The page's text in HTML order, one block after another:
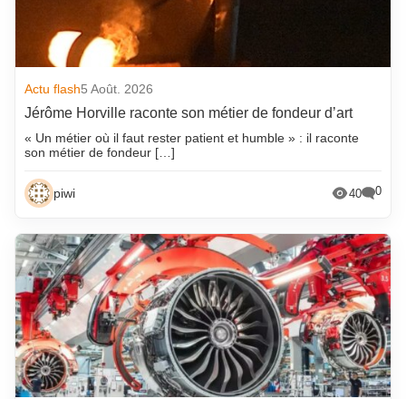
Actu flash5 Août. 2026
Jérôme Horville raconte son métier de fondeur d’art
« Un métier où il faut rester patient et humble » : il raconte
son métier de fondeur […]
piwi 40 0